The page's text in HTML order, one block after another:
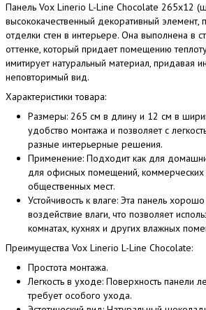
Панель Vox Linerio L-Line Chocolate 265x12
высококачественный декоративный элемент,
отделки стен в интерьере. Она выполнена в
оттенке, который придает помещению
имитирует натуральный материал, придавая
неповторимый вид.
Характеристики товара:
Размеры: 265 см в длину и 12 см в
удобство монтажа и позволяет с
разные интерьерные решения.
Применение: Подходит как для
для офисных помещений, коммерческих
общественных мест.
Устойчивость к влаге: Эта панель
воздействие влаги, что позволяет
комнатах, кухнях и других влажных
Преимущества Vox Linerio L-Line Chocolate:
Простота монтажа.
Легкость в уходе: Поверхность панели
требует особого ухода.